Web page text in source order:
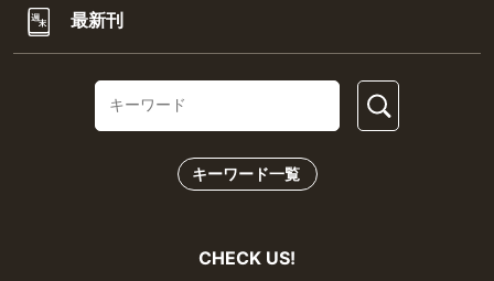
最新刊
キーワード一覧
CHECK US!